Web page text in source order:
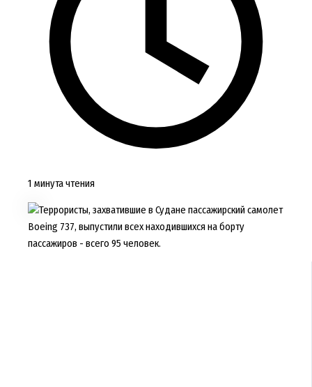
1 минута чтения
Террористы, захватившие в Судане пассажирский самолет
Boeing 737, выпустили всех находившихся на борту
пассажиров - всего 95 человек.